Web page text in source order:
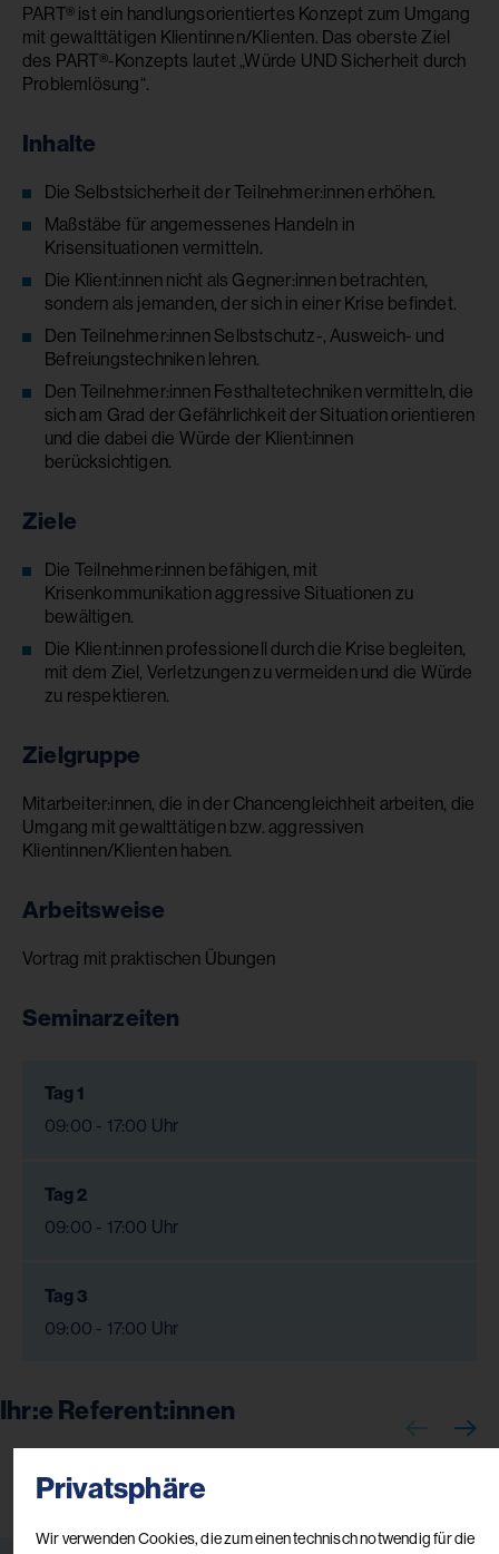
PART® ist ein handlungsorientiertes Konzept zum Umgang
mit gewalttätigen Klientinnen/Klienten. Das oberste Ziel
des PART®-Konzepts lautet „Würde UND Sicherheit durch
Problemlösung“.
Inhalte
Die Selbstsicherheit der Teilnehmer:innen erhöhen.
Maßstäbe für angemessenes Handeln in
Krisensituationen vermitteln.
Die Klient:innen nicht als Gegner:innen betrachten,
sondern als jemanden, der sich in einer Krise befindet.
Den Teilnehmer:innen Selbstschutz-, Ausweich- und
Befreiungstechniken lehren.
Den Teilnehmer:innen Festhaltetechniken vermitteln, die
sich am Grad der Gefährlichkeit der Situation orientieren
und die dabei die Würde der Klient:innen
berücksichtigen.
Ziele
Die Teilnehmer:innen befähigen, mit
Krisenkommunikation aggressive Situationen zu
bewältigen.
Die Klient:innen professionell durch die Krise begleiten,
mit dem Ziel, Verletzungen zu vermeiden und die Würde
zu respektieren.
Zielgruppe
Mitarbeiter:innen, die in der Chancengleichheit arbeiten, die
Umgang mit gewalttätigen bzw. aggressiven
Klientinnen/Klienten haben.
Arbeitsweise
Vortrag mit praktischen Übungen
Seminarzeiten
Tag 1
09:00 - 17:00 Uhr
Tag 2
09:00 - 17:00 Uhr
Tag 3
09:00 - 17:00 Uhr
Ihr:e Referent:innen
Privatsphäre
Wir verwenden Cookies, die zum einen technisch notwendig für die